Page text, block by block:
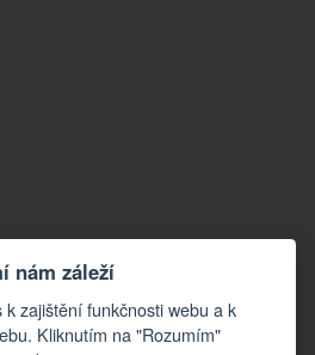
nám záleží
zajištění funkčnosti webu a k
Kliknutím na "Rozumím"